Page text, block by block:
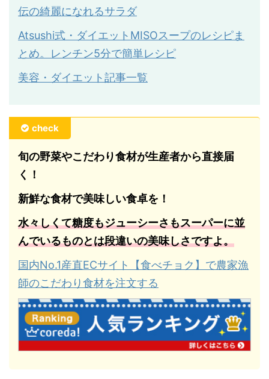
伝の綺麗になれるサラダ
Atsushi式・ダイエットMISOスープのレシピま
とめ。レンチン5分で簡単レシピ
美容・ダイエット記事一覧
check
旬の野菜やこだわり食材が生産者から直接届
く！
新鮮な食材で美味しい食卓を！
水々しくて糖度もジューシーさもスーパーに並
んでいるものとは段違いの美味しさですよ。
国内No.1産直ECサイト【食べチョク】で農家漁
師のこだわり食材を注文する